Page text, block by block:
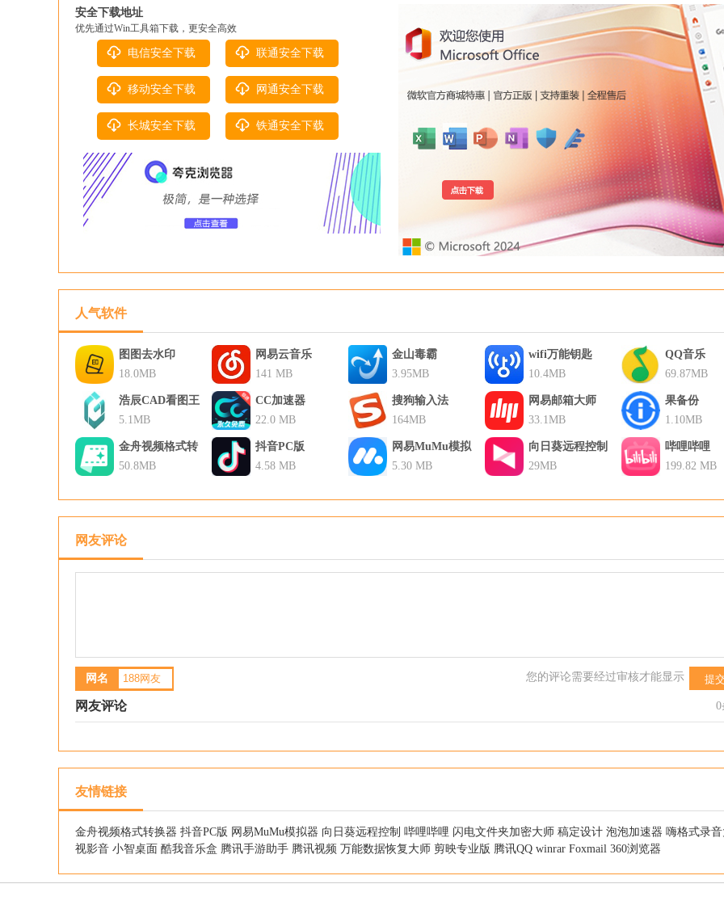
安全下载地址
优先通过Win工具箱下载，更安全高效
电信安全下载 联通安全下载
移动安全下载 网通安全下载
长城安全下载 铁通安全下载
人气软件
图图去水印
18.0MB
网易云音乐
141 MB
金山毒霸
3.95MB
wifi万能钥匙
10.4MB
QQ音乐
69.87MB
浩辰CAD看图王
5.1MB
CC加速器
22.0 MB
搜狗输入法
164MB
网易邮箱大师
33.1MB
果备份
1.10MB
金舟视频格式转
换器
50.8MB
抖音PC版
4.58 MB
网易MuMu模拟
器
5.30 MB
向日葵远程控制
29MB
哔哩哔哩
199.82 MB
网友评论
提
您的评论需要经过审核才能显示
网名
0
网友评论
友情链接
金舟视频格式转换器 抖音PC版 网易MuMu模拟器 向日葵远程控制 哔哩哔哩 闪电文件夹加密大师 稿定设计 泡泡加速器 嗨格式录
视影音 小智桌面 酷我音乐盒 腾讯手游助手 腾讯视频 万能数据恢复大师 剪映专业版 腾讯QQ winrar Foxmail 360浏览器